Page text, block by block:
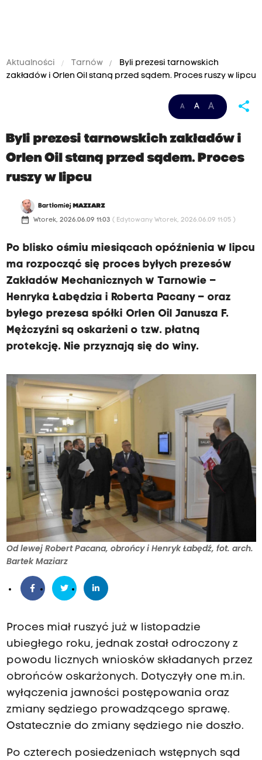
Aktualności Tarnów
Byli prezesi tarnowskich
zakładów i Orlen Oil staną przed sądem. Proces ruszy w lipcu
A A A share
Byli prezesi tarnowskich zakładów i
Orlen Oil staną przed sądem. Proces
ruszy w lipcu
Bartłomiej MAZIARZ
date_range Wtorek, 2026.06.09 11:03 ( Edytowany Wtorek, 2026.06.09 11:05 )
Po blisko ośmiu miesiącach opóźnienia w lipcu
ma rozpocząć się proces byłych prezesów
Zakładów Mechanicznych w Tarnowie –
Henryka Łabędzia i Roberta Pacany – oraz
byłego prezesa spółki Orlen Oil Janusza F.
Mężczyźni są oskarżeni o tzw. płatną
protekcję. Nie przyznają się do winy.
Od lewej Robert Pacana, obrońcy i Henryk Łabędź, fot. arch.
Bartek Maziarz
Proces miał ruszyć już w listopadzie
ubiegłego roku, jednak został odroczony z
powodu licznych wniosków składanych przez
obrońców oskarżonych. Dotyczyły one m.in.
wyłączenia jawności postępowania oraz
zmiany sędziego prowadzącego sprawę.
Ostatecznie do zmiany sędziego nie doszło.
Po czterech posiedzeniach wstępnych sąd